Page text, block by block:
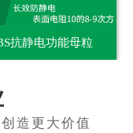
抗静电功能母粒